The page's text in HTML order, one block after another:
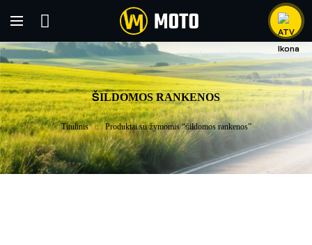
ŠILDOMOS RANKENOS
Titulinis Produktai su žymomis “šildomos rankenos”